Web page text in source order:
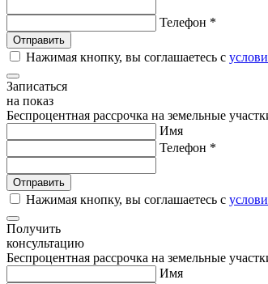
Телефон *
Нажимая кнопку, вы соглашаетесь с
Записаться
на показ
Беспроцентная рассрочка на земельные
Имя
Телефон *
Нажимая кнопку, вы соглашаетесь с
Получить
консультацию
Беспроцентная рассрочка на земельные
Имя